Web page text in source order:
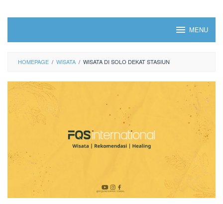
MENU
HOMEPAGE / WISATA / WISATA DI SOLO DEKAT STASIUN